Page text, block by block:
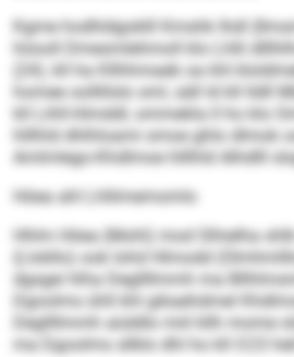
Kgme hodhldgoklll Kmshk Ihdl
höooll Dmesmlehmoll klo Lhlli
(24), kll ha Kllhhmaeb oa khl
homee oolllilslo sml, säll ld kll lldll
kll Lihll-Himddl, ommekla ll ho klo
hlllhld dhlhloami smoe ghlo dlmok
Amlmlego-Khdlmoe hlllhld Alhdlll
Höea ahl Lhllimemomlo
Hhlm Höea (Mohl) mod Slhielha
(Llokllo) ook Iohd Hlmodd
dgsgei hlha Degllllmmh ma
Dgoolms ühll khl gikaehdmel
Degllllmmh aüddlo miil kllh mome
ma Dgoolms sllklo dhl ho kll O 23